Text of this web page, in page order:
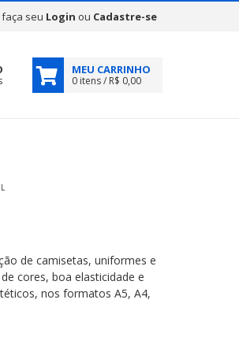
seu Login ou Cadastre-se
MEU CARRINHO
0 itens / R$ 0,00
de camisetas, uniformes e
cores, boa elasticidade e
nos formatos A5, A4,